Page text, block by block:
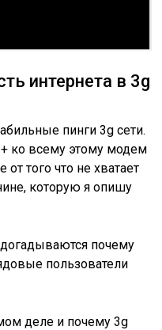
интернета в 3g
пинги 3g сети.
ко всему этому модем
от того что не хватает
которую я опишу
почему
пользователи
деле и почему 3g